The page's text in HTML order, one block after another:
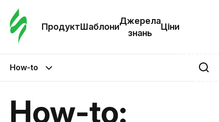
ПродуктШаблони
Джерела
знань
Ціни
How-to
How-to: